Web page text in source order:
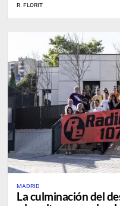
R. FLORIT
MADRID
La culminación del